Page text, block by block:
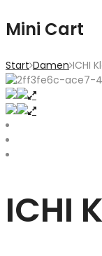
Mini Cart
Start Damen ICHI
ICHI